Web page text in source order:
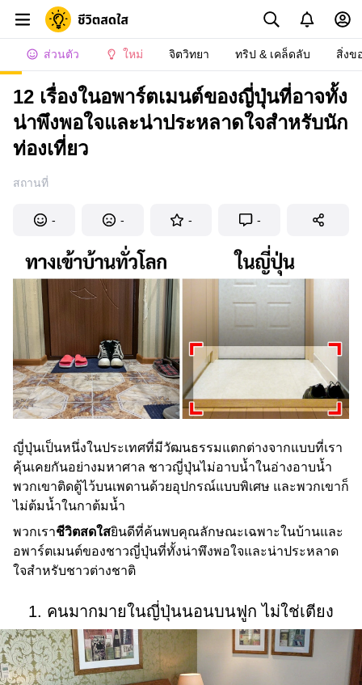
ส่วนตัว ใหม่ จิตวิทยา ทริป & เคล็ดลับ สิ่งข
12 เรื่องในอพาร์ตเมนต์ของญี่ปุ่นที่อาจทั้ง
น่าพึงพอใจและน่าประหลาดใจสำหรับนัก
ท่องเที่ยว
สถานที่
- - - -
ญี่ปุ่นเป็นหนึ่งในประเทศที่มีวัฒนธรรมแตกต่างจากแบบที่เรา
คุ้นเคยกันอย่างมหาศาล ชาวญี่ปุ่นไม่อาบน้ำในอ่างอาบน้ำ
พวกเขาติดตู้ไว้บนเพดานด้วยอุปกรณ์แบบพิเศษ และพวกเขาก็
ไม่ต้มน้ำในกาต้มน้ำ
พวกเราชีวิตสดใสยินดีที่ค้นพบคุณลักษณะเฉพาะในบ้านและ
อพาร์ตเมนต์ของชาวญี่ปุ่นที่ทั้งน่าพึงพอใจและน่าประหลาด
ใจสำหรับชาวต่างชาติ
1. คนมากมายในญี่ปุ่นนอนบนฟูก ไม่ใช่เตียง